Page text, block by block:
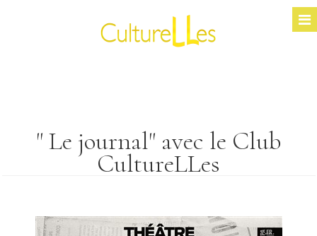
" Le journal" avec le Club
CultureLLes